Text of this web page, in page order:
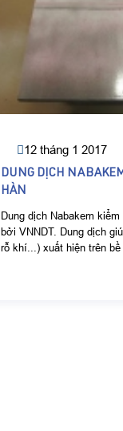
12 tháng 1 2017
DUNG DỊCH
HÀN
Dung dịch Nabakem
bởi VNNDT. Dung dịch
rỗ khí...) xuất hiện trên bề